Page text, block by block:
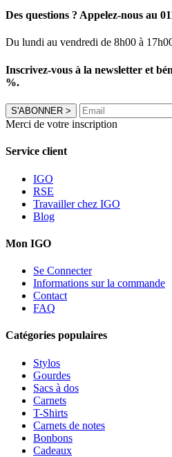
Des questions ? Appelez-nous au
Du lundi au vendredi de 8h00 à
Inscrivez-vous à la newsletter et
%.
S'ABONNER >
Merci de votre inscription
Service client
IGO
RSE
Travailler chez IGO
Blog
Mon IGO
Se Connecter
Informations sur la commande
Contact
FAQ
Catégories populaires
Stylos
Gourdes
Sacs à dos
Carnets
T-Shirts
Carnets de notes
Bonbons
Cadeaux